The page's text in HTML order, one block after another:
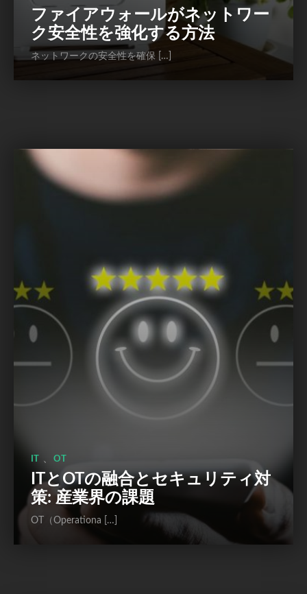
ファイアウォールがネットワー
ク安全性を強化する方法
ネットワークの安全性を確保 […]
OT
ITとOTの融合とセキュリティ対
策: 産業界の課題
OT（Operationa […]